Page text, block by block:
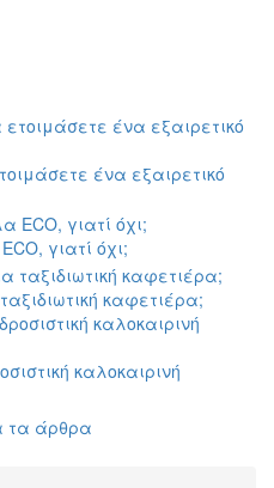
ένα εξαιρετικό
γιατί όχι;
καφετιέρα;
καλοκαιρινή
τα άρθρα